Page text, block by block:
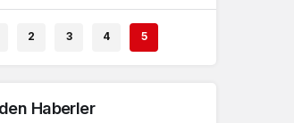
2 3 4 5
Haberler